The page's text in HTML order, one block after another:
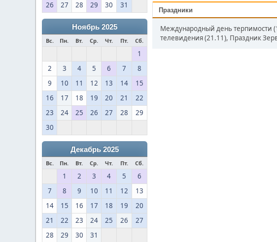
26
27 28 29 30 31
Ноябрь 2025
Вс. Пн. Вт. Ср. Чт. Пт. Сб.
1
2
3 4 5 6 7
8
9
10 11 12 13 14
15
16
17 18 19 20 21
22
23
24 25 26 27 28
29
30
Декабрь 2025
Вс. Пн. Вт. Ср. Чт. Пт. Сб.
1 2 3 4 5
6
7
8 9 10 11 12
13
14
15 16 17 18 19
20
21
22 23 24 25 26
27
28
29 30 31
Праздники
Международный день терпимости
телевидения (21.11), Праздник